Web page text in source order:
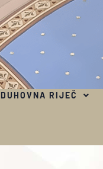
DUHOVNA RIJEČ